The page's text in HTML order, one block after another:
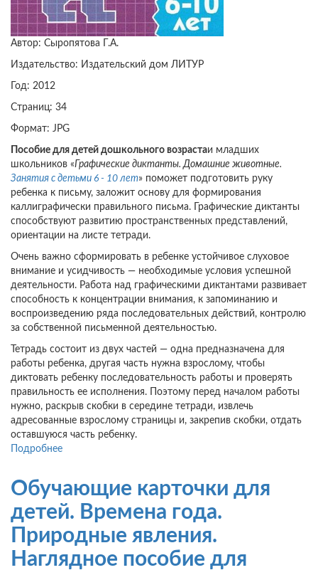
Автор: Сыропятова Г.А.
Издательство: Издательский дом ЛИТУР
Год: 2012
Страниц: 34
Формат: JPG
Пособие для детей дошкольного возрастаи младших
школьников «Графические диктанты. Домашние животные.
Занятия с детьми 6 - 10 лет» поможет подготовить руку
ребенка к письму, заложит основу для формирования
каллиграфически правильного письма. Графические диктанты
способствуют развитию пространственных представлений,
ориентации на листе тетради.
Очень важно сформировать в ребенке устойчивое слуховое
внимание и усидчивость — необходимые условия успешной
деятельности. Работа над графическими диктантами развивает
способность к концентрации внимания, к запоминанию и
воспроизведению ряда последовательных действий, контролю
за собственной письменной деятельностью.
Тетрадь состоит из двух частей — одна предназначена для
работы ребенка, другая часть нужна взрослому, чтобы
диктовать ребенку последовательность работы и проверять
правильность ее исполнения. Поэтому перед началом работы
нужно, раскрыв скобки в середине тетради, извлечь
адресованные взрослому страницы и, закрепив скобки, отдать
оставшуюся часть ребенку.
Подробнее
Домашние
животные.
Занятия
с
детьми
6
Обучающие карточки для
детей. Времена года.
Природные явления.
Наглядное пособие для